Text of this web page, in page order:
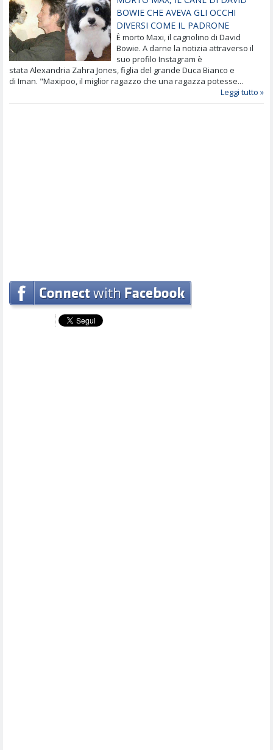
BOWIE CHE AVEVA GLI OCCHI
DIVERSI COME IL PADRONE
È morto Maxi, il cagnolino di David
Bowie. A darne la notizia attraverso il
suo profilo Instagram è
stata Alexandria Zahra Jones, figlia del grande Duca Bianco e
di Iman. "Maxipoo, il miglior ragazzo che una ragazza potesse...
Leggi tutto »